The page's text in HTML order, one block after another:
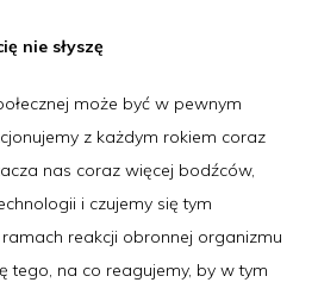
nie słyszę
może być w pewnym
z każdym rokiem coraz
nas coraz więcej bodźców,
i czujemy się tym
reakcji obronnej organizmu
tego, na co reagujemy, by w tym